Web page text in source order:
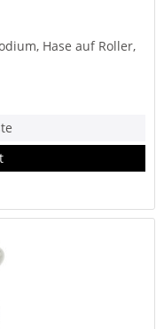
Hase auf Roller,